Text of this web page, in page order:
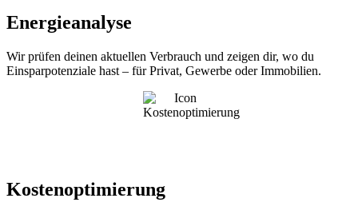
Energieanalyse
Wir prüfen deinen aktuellen Verbrauch und zeigen dir, wo du
Einsparpotenziale hast – für Privat, Gewerbe oder Immobilien.
Kostenoptimierung